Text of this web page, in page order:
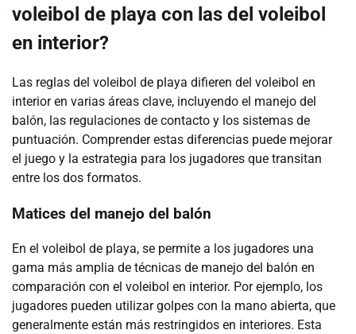
voleibol de playa con las del voleibol
en interior?
Las reglas del voleibol de playa difieren del voleibol en
interior en varias áreas clave, incluyendo el manejo del
balón, las regulaciones de contacto y los sistemas de
puntuación. Comprender estas diferencias puede mejorar
el juego y la estrategia para los jugadores que transitan
entre los dos formatos.
Matices del manejo del balón
En el voleibol de playa, se permite a los jugadores una
gama más amplia de técnicas de manejo del balón en
comparación con el voleibol en interior. Por ejemplo, los
jugadores pueden utilizar golpes con la mano abierta, que
generalmente están más restringidos en interiores. Esta